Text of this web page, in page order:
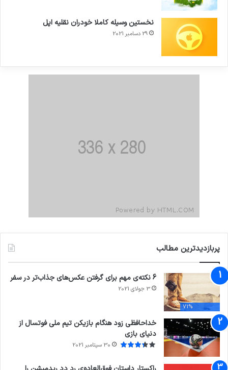
نخستین وسیله کاملا خودران نقلیه اپل
29 دسامبر 2021
پربازدیدترین مطالب
71%
6 نکته‌ی مهم برای گرفتن عکس‌های جذاب‌تر در سفر
3 جولای 2021
خداحافظی زود هنگام بازیکن تیم ملی فوتسال از
دنیای بازی
30 سپتامبر 2021